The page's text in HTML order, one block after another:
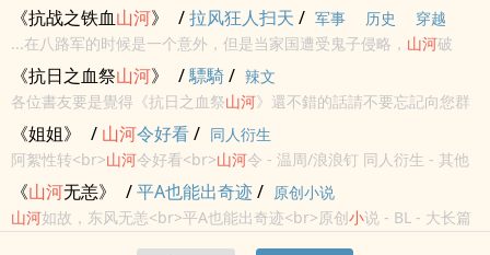
信，可身边那个不起眼的 小侍卫却不惜舍命相护 潇潇雨夜，阴寒
入骨。但晏谙看着那个挡在自己身前的小侍卫，却感到难言的温
情。
《抗战之铁血山河》 /拉风狂人扫天 / 军事 历史
穿越
...在八路军的时候是一个意外，但是当家国遭受鬼子侵略， 山河破
碎，人民遭难，李锋这样一个小 胖子觉得自己应该挺身而出。无论是
华北特高课的十组特工精英，还是华中梅机关的五组间谍精英，又或
者是军筒和...
《抗日之血祭山河》 /驃騎/ 辣文
各位書友要是覺得《抗日之血祭山河》還不錯的話請不要忘記向您群
和微博裡的朋友推薦哦！《抗日之血祭
受午後陽光帶來的慵懶愜意，一杯下午茶 一本好書。享受生活，享受
小說給您...
《姐姐》 / 山河令好看/ 同人衍生
阿絮性转<br>山河令好看<br>山河令 - 温周/浪浪钉 同人衍生 - 其他
性向 - 短篇 - 完结<br>现代 - HE -小 甜饼 - 性转<br>年下<br>
《山河无恙》 /平A也能出奇迹/ 原创小说
山河如故，东风无恙<br>平A也能出奇迹<br>原创小说 - BL - 大长篇
- 完结<br>古代 - 主受视角 - 仙侠 - 1v1<br>前方高亮：低调看似高冷